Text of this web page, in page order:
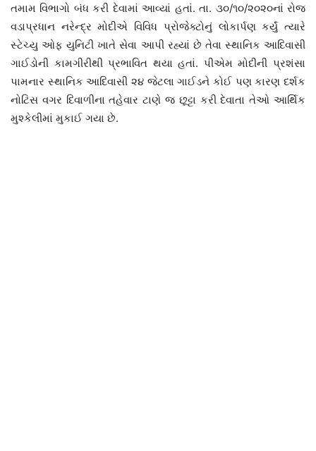
તમામ વિભાગો બંધ કરી દેવામાં આવ્યાં હતાં. તા. ૩૦/૧૦/૨૦૨૦નાં રોજ
વડાપ્રધાન નરેન્દ્ર મોદીએ વિવિધ પ્રોજેક્ટોનું લોકાર્પણ કર્યું ત્યારે
સ્ટેચ્યુ ઓફ યુનિટી ખાતે સેવા આપી રહ્યાં છે તેવા સ્થાનિક આદિવાસી
ગાઈડોની કામગીરીથી પ્રભાવિત થયા હતાં. પીએમ મોદીની પ્રશંસા
પામનાર સ્થાનિક આદિવાસી ૨૪ જેટલા ગાઈડને કોઈ પણ કારણ દર્શક
નોટિસ વગર દિવાળીના તહેવાર ટાણે જ છૂટ્ટા કરી દેવાતા તેઓ આર્થિક
મુશ્કેલીમાં મુકાઈ ગયા છે.